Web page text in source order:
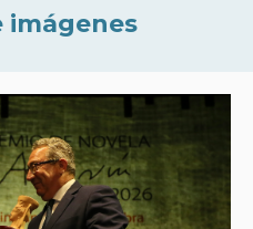
imágenes